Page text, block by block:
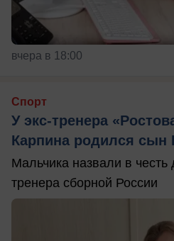
вчера в 18:00
Спорт
У экс-тренера
Карпина родился сын
Мальчика назвали в
тренера сборной России